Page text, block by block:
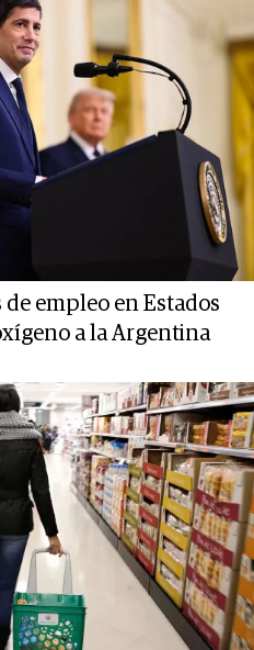
de empleo en Estados
a la Argentina